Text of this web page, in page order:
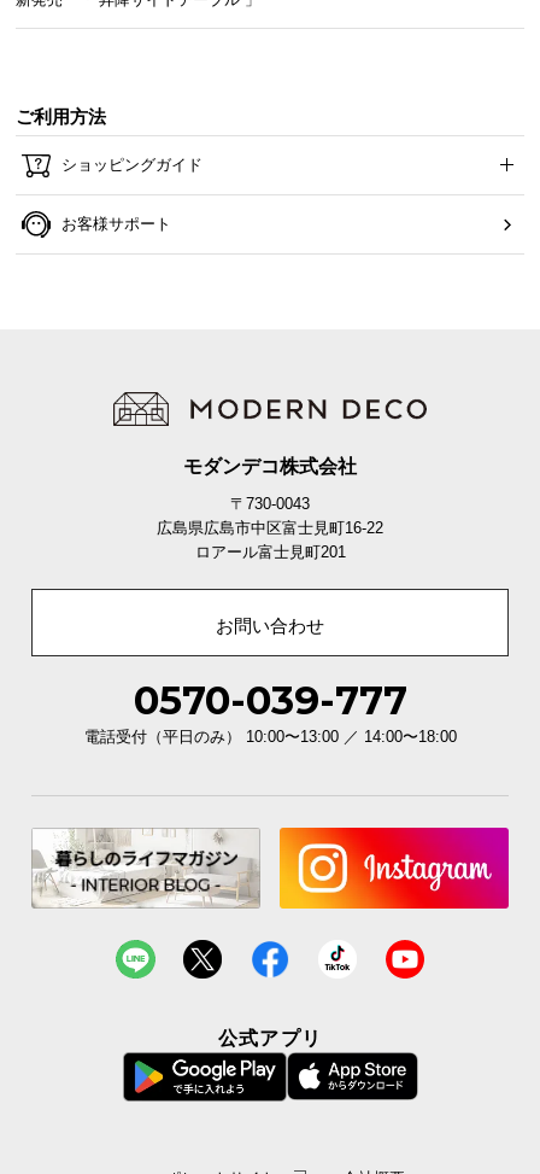
ご利用方法
ショッピングガイド
お客様サポート
モダンデコ株式会社
〒730-0043
広島県広島市中区富士見町16-22
ロアール富士見町201
お問い合わせ
0570-039-777
電話受付（平日のみ） 10:00〜13:00 ／ 14:00〜18:00
公式アプリ